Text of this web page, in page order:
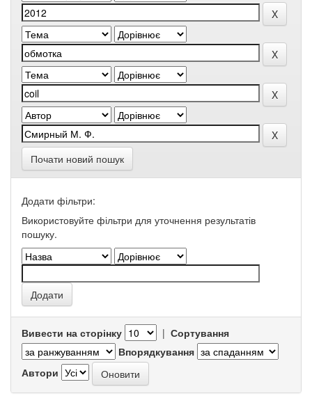
Почати новий пошук
Додати фільтри:
Використовуйте фільтри для уточнення результатів
пошуку.
Вивести на сторінку | Сортування
Впорядкування
Автори